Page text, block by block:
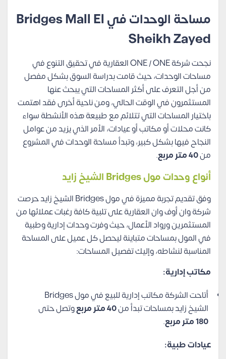
مساحة الوحدات في Bridges Mall El
Sheikh Zayed
نجحت شركة ONE / ONE العقارية في تحقيق التنوع في
مساحات الوحدات، حيث قامت بدراسة السوق بشكل مفصل
من أجل التعرف على أكثر المساحات التي يبحث عنها
المستثمرون في الوقت الحالي، ومن ناحية أخرى فقد اهتمت
باختيار المساحات التي تتلائم مع طبيعة هذه الأنشطة سواء
كانت محلات أو مكاتب أو عيادات، الأمر الذي يزيد من عوامل
النجاح فيها بشكل كبير، وتبدأ مساحة الوحدات في المشروع
من40 متر مربع .
أنواع وحدات مول Bridges الشيخ زايد
وفق تقديم تجربة مميزة في مول Bridges الشيخ زايد حرصت
شركة وان أوف وان العقارية على تلبية كافة رغبات عملائها من
المستثمرين ورواد الأعمال، حيث وفرت وحدات إدارية وطبية
في المول بمساحات متباينة ليحصل كل عميل على المساحة
المناسبة لنشاطه، وإليك تفصيل المساحات:
مكاتب إدارية:
أتاحت الشركة مكاتب إدارية للبيع في مول Bridges
الشيخ زايد بمساحات تبدأ من
وتصل حتى
180 متر مربع
.
عيادات طبية: